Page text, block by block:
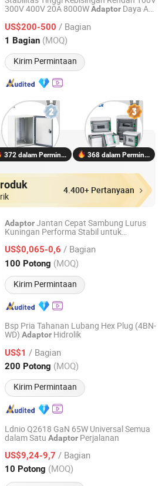
300V 400V 20A 8000WAdaptor Daya AC
Diprogram untuk Pengujian Laboratorium
dan Industri
US$200-500 / Bagian
1 Bagian (MOQ)
Kirim Permintaan
information technology co., LTD
Harga mulai 2021
372 dalam Permintaan 368 dalam Permintaan
4.400+ Pertanyaan
AdaptorJantan Cepat Sambung Lurus
Kuningan Performa Stabil untuk
US$0,065-0,6 / Bagian
100 Potong (MOQ)
Kirim Permintaan
Trade Co., Ltd.
Harga mulai 2026
Bsp Pria Tahanan Lubang Hex Plug (4BN-
WD) Adaptor Hidrolik
US$1 / Bagian
200 Potong (MOQ)
Kirim Permintaan
Co., Ltd.
Harga mulai 2007
Ldnio Q2618 GaN 65W Universal Semua
dalam Satu Adaptor Perjalanan
US$9,24-9,7 / Bagian
10 Potong (MOQ)
Technology Co., Ltd.
Harga mulai 2019